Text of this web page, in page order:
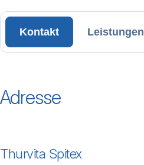
Kontakt Leistungen
Adresse
Thurvita Spitex